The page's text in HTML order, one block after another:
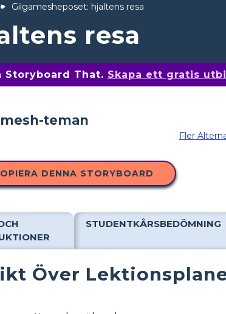
Gilgamesheposet: hjaltens resa
resa
Storyboard That. Skapa ett gratis
Fler
DENNA STORYBOARD
STUDENTKÅRSBEDÖMNING
Över